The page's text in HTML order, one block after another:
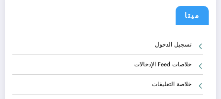
ميتا
تسجيل الدخول
خلاصات Feed الإدخالات
خلاصة التعليقات